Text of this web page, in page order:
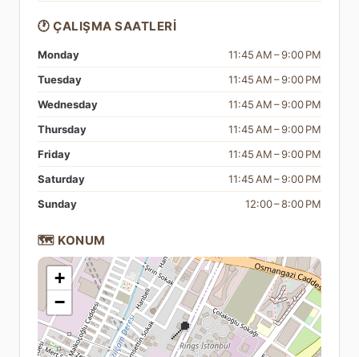
🕐 ÇALIŞMA SAATLERI
Monday
11:45 AM – 9:00 PM
Tuesday
11:45 AM – 9:00 PM
Wednesday
11:45 AM – 9:00 PM
Thursday
11:45 AM – 9:00 PM
Friday
11:45 AM – 9:00 PM
Saturday
11:45 AM – 9:00 PM
Sunday
12:00 – 8:00 PM
🗺️ KONUM
📍
+
−